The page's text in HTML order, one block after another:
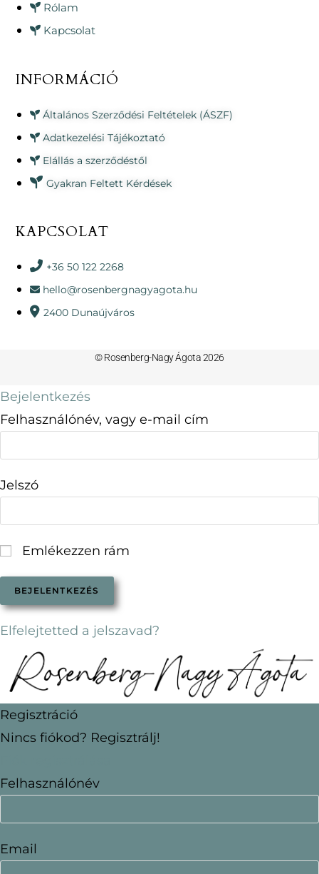
Rólam
Kapcsolat
INFORMÁCIÓ
Általános Szerződési Feltételek (ÁSZF)
Adatkezelési Tájékoztató
Elállás a szerződéstől
Gyakran Feltett Kérdések
KAPCSOLAT
+36 50 122 2268
hello@rosenbergnagyagota.hu
2400 Dunaújváros
© Rosenberg-Nagy Ágota 2026
Bejelentkezés
Felhasználónév, vagy e-mail cím
Jelszó
Emlékezzen rám
Elfelejtetted a jelszavad?
Regisztráció
Nincs fiókod? Regisztrálj!
Felhasználónév
Email